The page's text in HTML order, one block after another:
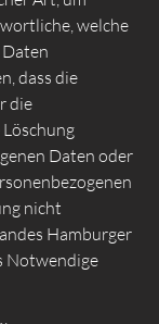
welche
dass die
die
Daten oder
nicht
Hamburger
Notwendige